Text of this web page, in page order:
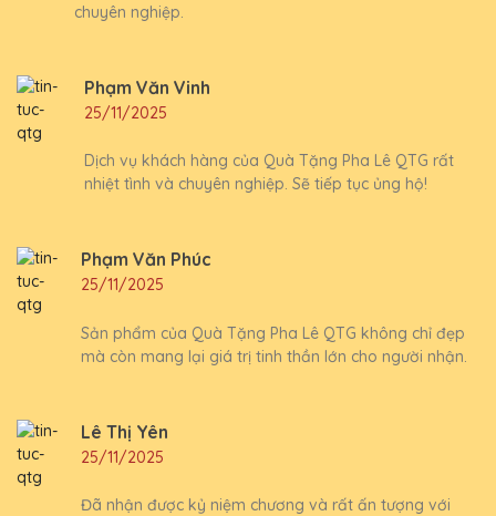
chuyên nghiệp.
Phạm Văn Vinh
25/11/2025
Dịch vụ khách hàng của Quà Tặng Pha Lê QTG rất
nhiệt tình và chuyên nghiệp. Sẽ tiếp tục ủng hộ!
Phạm Văn Phúc
25/11/2025
Sản phẩm của Quà Tặng Pha Lê QTG không chỉ đẹp
mà còn mang lại giá trị tinh thần lớn cho người nhận.
Lê Thị Yên
25/11/2025
Đã nhận được kỷ niệm chương và rất ấn tượng với